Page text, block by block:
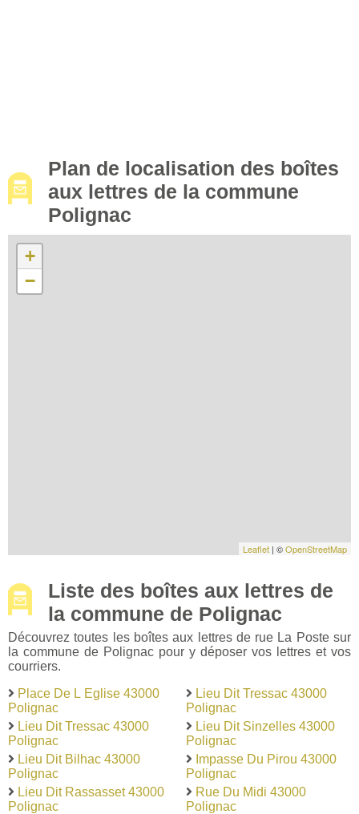
Plan de localisation des boîtes
aux lettres de la commune
Polignac
+
−
Leaflet | ©OpenStreetMap
Liste des boîtes aux lettres de
la commune de Polignac
Découvrez toutes les boîtes aux lettres de rue La Poste sur
la commune de Polignac pour y déposer vos lettres et vos
courriers.
Place De L Eglise 43000
Polignac
Lieu Dit Tressac 43000
Polignac
Lieu Dit Bilhac 43000
Polignac
Lieu Dit Rassasset 43000
Polignac
Lieu Dit Tressac 43000
Polignac
Lieu Dit Sinzelles 43000
Polignac
Impasse Du Pirou 43000
Polignac
Rue Du Midi 43000
Polignac